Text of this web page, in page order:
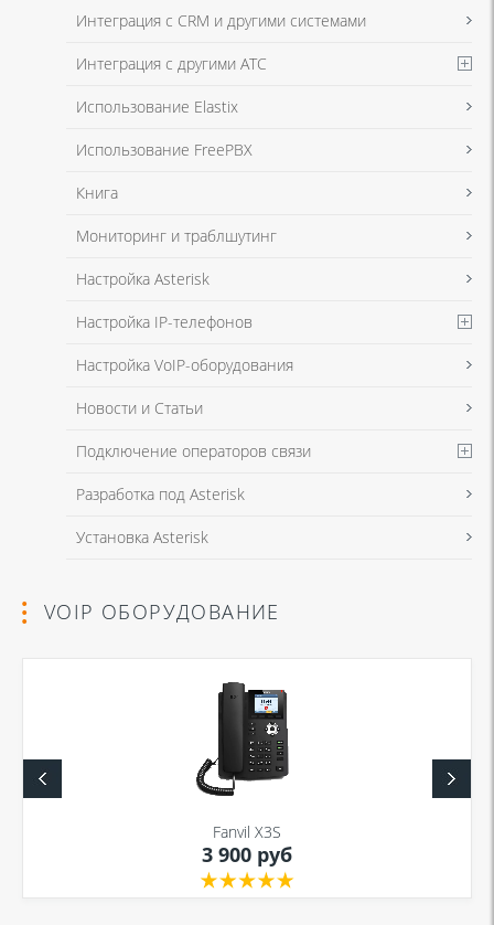
Я даю согласие на обработку моих персональных данных для связи
в соответствии с Политикой в отношении обработки персональных
Интеграция с CRM и другими системами
Интеграция с другими АТС
Использование Elastix
Использование FreePBX
Книга
Мониторинг и траблшутинг
Настройка Asterisk
Настройка IP-телефонов
Настройка VoIP-оборудования
Новости и Статьи
Подключение операторов связи
Разработка под Asterisk
Установка Asterisk
VOIP ОБОРУДОВАНИЕ
Fanvil X3S
3 900 руб